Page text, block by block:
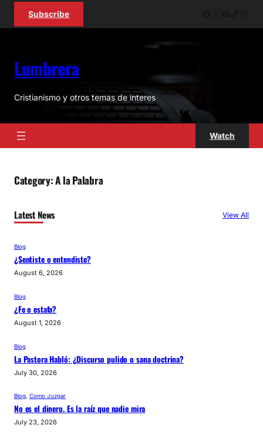
Subscribe
Lumbrera
Cristianismo y otros temas de interes
Watch
Category:A la Palabra
Latest News View All
Blog
¿Sentiste o entendiste?
August 6, 2026
Blog
¿Fe o estafa?
August 1, 2026
Blog
La Pastora Habló: ¿Discurso pulido o sana doctrina?
July 30, 2026
Blog, Como Juzgar
No es el dinero. Es la raíz que nadie mira
July 23, 2026